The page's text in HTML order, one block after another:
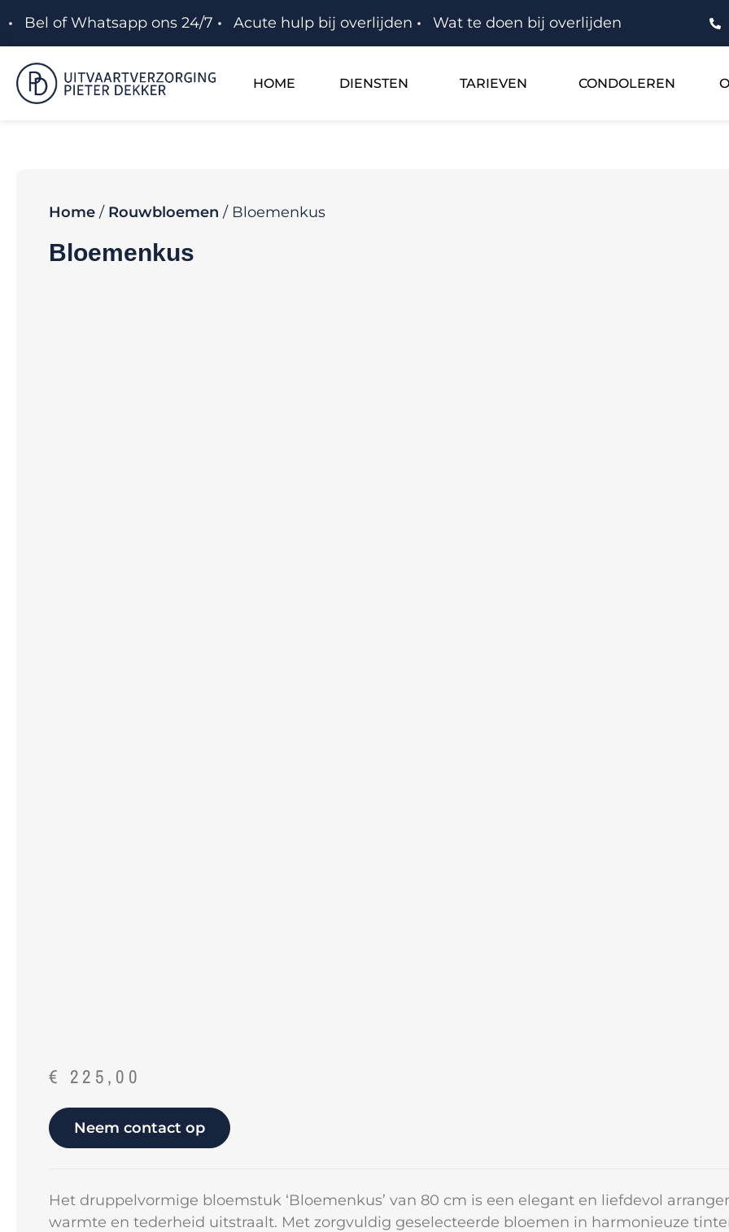
Bel of Whatsapp ons 24/7 Acute hulp bij overlijden Wat te doen bij overlijden
HOME DIENSTEN TARIEVEN CONDOLEREN
Home / Rouwbloemen / Bloemenkus
Bloemenkus
€ 225,00
Neem contact op
Het druppelvormige bloemstuk ‘Bloemenkus’ van 80 cm is een elegant en liefdevol
warmte en tederheid uitstraalt. Met zorgvuldig geselecteerde bloemen in harmonieuze